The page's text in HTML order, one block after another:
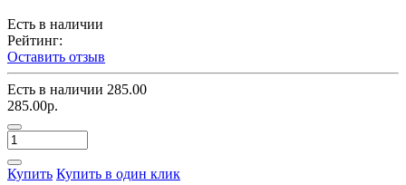
Есть в наличии
Рейтинг:
Оставить отзыв
Есть в наличии 285.00
285.00р.
Купить Купить в один клик